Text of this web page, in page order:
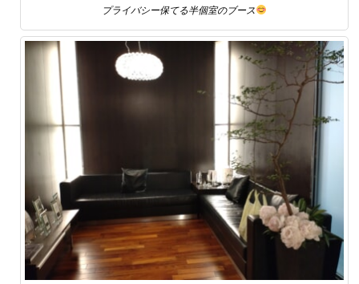
プライバシー保てる半個室のブース